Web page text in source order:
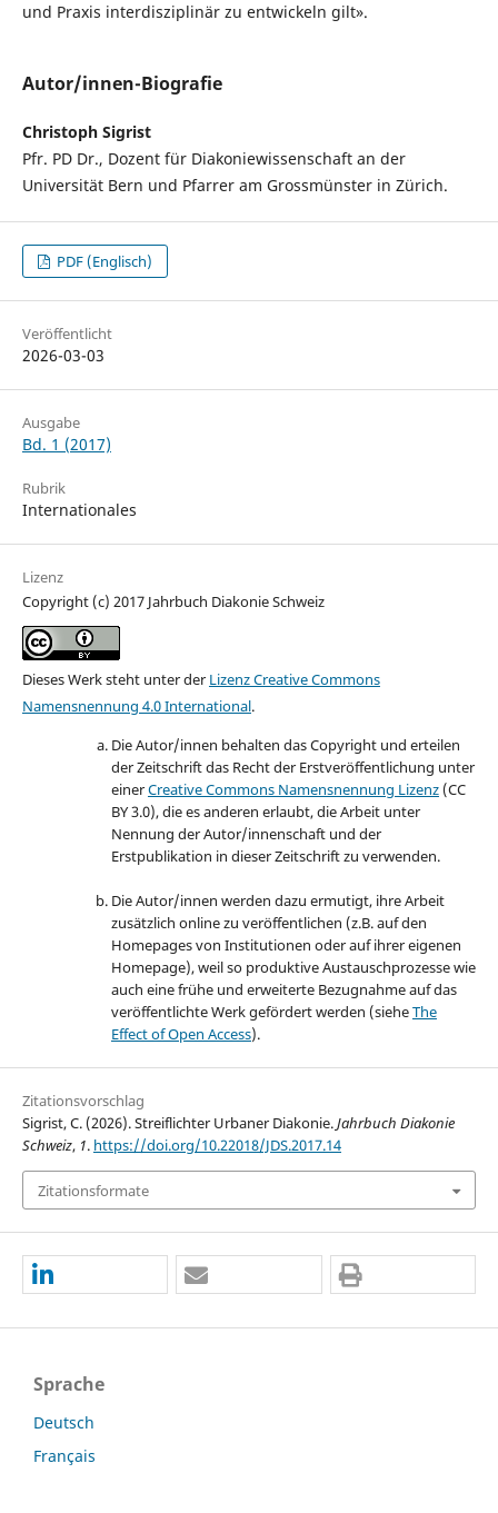
und Praxis interdisziplinär zu entwickeln gilt».
Autor/innen-Biografie
Christoph Sigrist
Pfr. PD Dr., Dozent für Diakoniewissenschaft an der
Universität Bern und Pfarrer am Grossmünster in Zürich.
PDF (Englisch)
Veröffentlicht
2026-03-03
Ausgabe
Bd. 1 (2017)
Rubrik
Internationales
Lizenz
Copyright (c) 2017 Jahrbuch Diakonie Schweiz
Dieses Werk steht unter der Lizenz Creative Commons
Namensnennung 4.0 International.
Die Autor/innen behalten das Copyright und erteilen
der Zeitschrift das Recht der Erstveröffentlichung unter
einerCreative Commons Namensnennung Lizenz(CC
BY 3.0), die es anderen erlaubt, die Arbeit unter
Nennung der Autor/innenschaft und der
Erstpublikation in dieser Zeitschrift zu verwenden.
Die Autor/innen werden dazu ermutigt, ihre Arbeit
zusätzlich online zu veröffentlichen (z.B. auf den
Homepages von Institutionen oder auf ihrer eigenen
Homepage), weil so produktive Austauschprozesse wie
auch eine frühe und erweiterte Bezugnahme auf das
veröffentlichte Werk gefördert werden (sieheThe
Effect of Open Access).
Zitationsvorschlag
Sigrist, C. (2026). Streiflichter Urbaner Diakonie.Jahrbuch Diakonie
Schweiz, 1. https://doi.org/10.22018/JDS.2017.14
Zitationsformate
Sprache
Deutsch
Français